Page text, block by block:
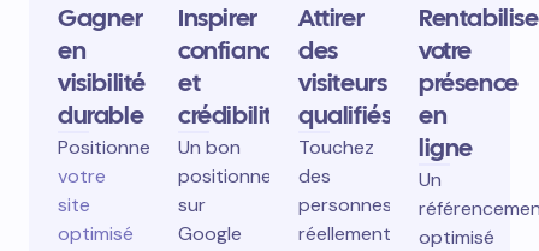
Gagner
en
visibilité
durable
Positionnez
votre
site
optimisé
Inspirer
confiance
et
crédibilité
Un bon
positionnement
sur
Google
Attirer
des
visiteurs
qualifiés
Touchez
des
personnes
réellement
votre
présence
en
ligne
Un
optimisé